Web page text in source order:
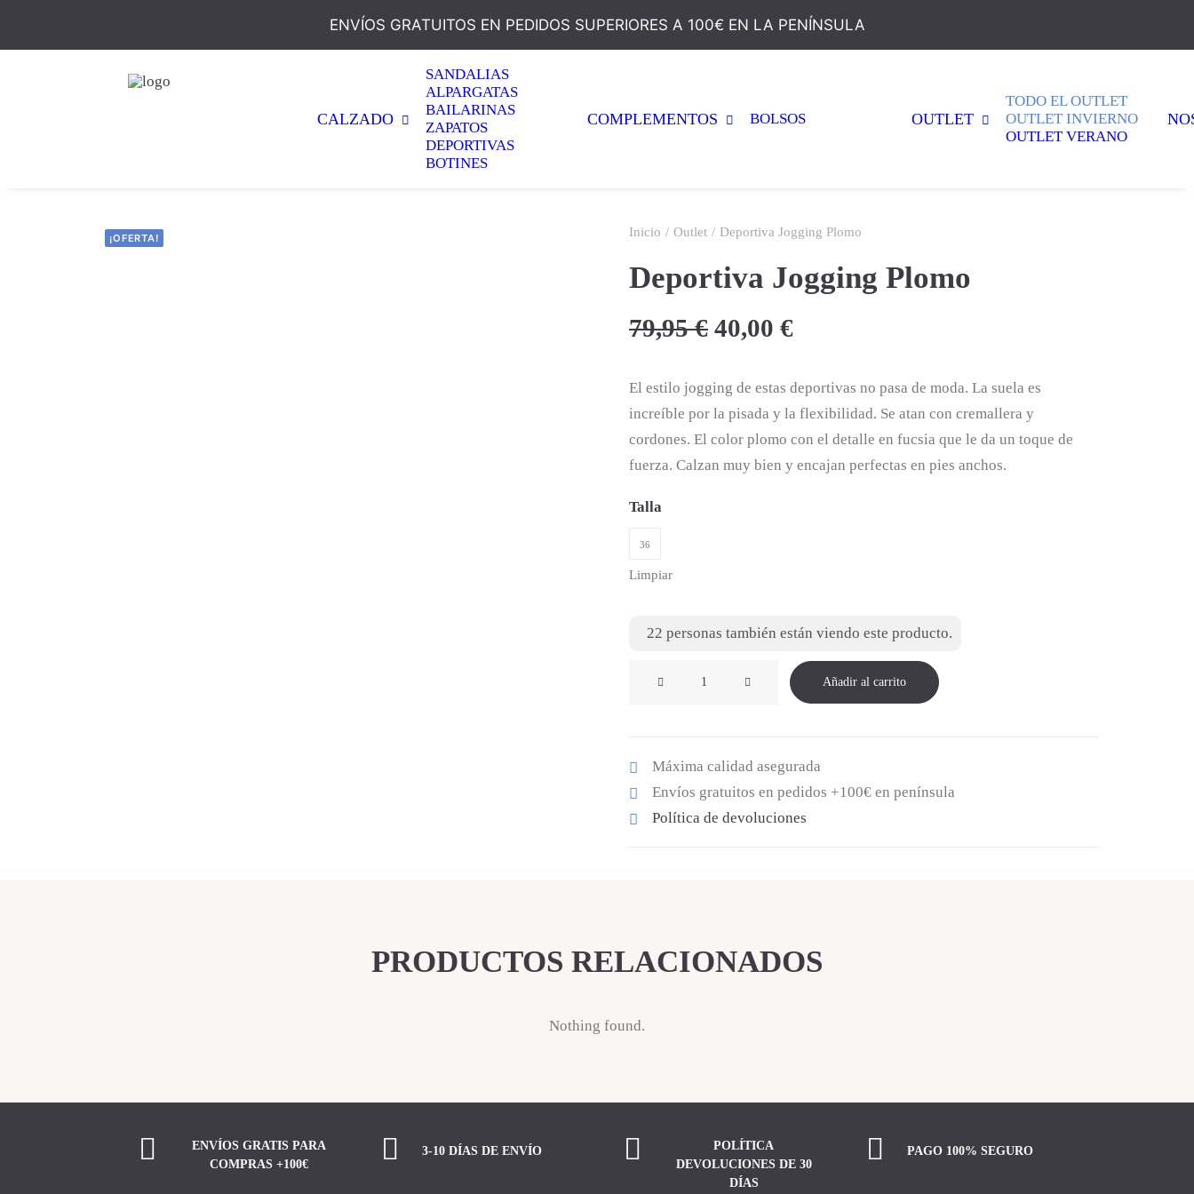
ENVÍOS GRATUITOS EN PEDIDOS SUPERIORES A 100€ EN LA PENÍNSULA
CALZADO
SANDALIAS
ALPARGATAS
BAILARINAS
ZAPATOS
DEPORTIVAS
BOTINES
COMPLEMENTOS BOLSOS OUTLET
TODO EL OUTLET
OUTLET INVIERNO
OUTLET VERANO
¡OFERTA! Inicio Outlet Deportiva Jogging Plomo
Deportiva Jogging Plomo
79,95€ El
original
era:
79,95 €.
40,00 €El
actual
es:
40,00 €.
El estilo jogging de estas deportivas no pasa de moda. La suela es
increíble por la pisada y la flexibilidad. Se atan con cremallera y
cordones. El color plomo con el detalle en fucsia que le da un toque de
fuerza. Calzan muy bien y encajan perfectas en pies anchos.
Talla
36
Limpiar
22 personas también están viendo este producto.
Añadir al carrito
Máxima calidad asegurada
Envíos gratuitos en pedidos +100€ en península
Política de devoluciones
PRODUCTOS RELACIONADOS
Nothing found.
ENVÍOS GRATIS PARA
COMPRAS +100€
3-10 DÍAS DE ENVÍO
POLÍTICA
DEVOLUCIONES DE 30
DÍAS
PAGO 100% SEGURO